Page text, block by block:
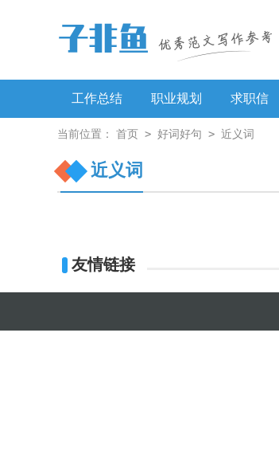
工作总结 职业规划 求职信
工作方案
当前位置： 首页 > 好词好句 > 近义词
近义词
友情链接